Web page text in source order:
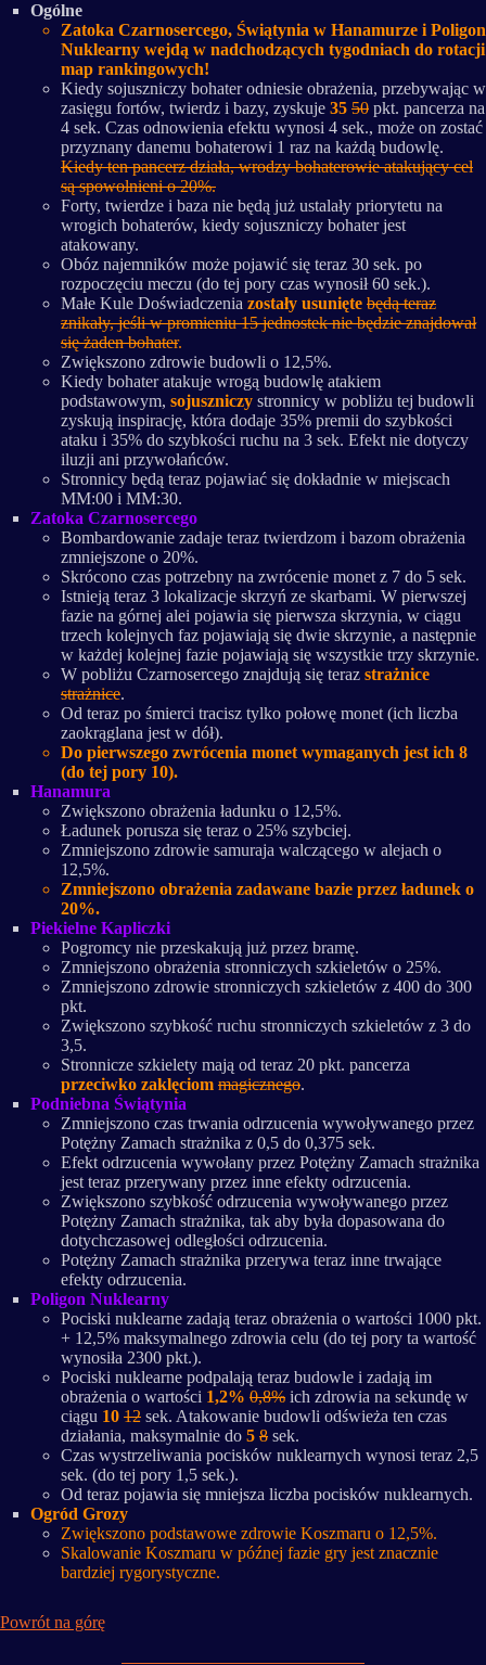
Ogólne
Zatoka Czarnosercego, Świątynia w Hanamurze i Poligon
Nuklearny wejdą w nadchodzących tygodniach do rotacji
map rankingowych!
Kiedy sojuszniczy bohater odniesie obrażenia, przebywając w
zasięgu fortów, twierdz i bazy, zyskuje 35 50 pkt. pancerza na
4 sek. Czas odnowienia efektu wynosi 4 sek., może on zostać
przyznany danemu bohaterowi 1 raz na każdą budowlę.
Kiedy ten pancerz działa, wrodzy bohaterowie atakujący cel
są spowolnieni o 20%.
Forty, twierdze i baza nie będą już ustalały priorytetu na
wrogich bohaterów, kiedy sojuszniczy bohater jest
atakowany.
Obóz najemników może pojawić się teraz 30 sek. po
rozpoczęciu meczu (do tej pory czas wynosił 60 sek.).
Małe Kule Doświadczenia zostały usunięte będą teraz
znikały, jeśli w promieniu 15 jednostek nie będzie znajdował
się żaden bohater.
Zwiększono zdrowie budowli o 12,5%.
Kiedy bohater atakuje wrogą budowlę atakiem
podstawowym, sojuszniczy stronnicy w pobliżu tej budowli
zyskują inspirację, która dodaje 35% premii do szybkości
ataku i 35% do szybkości ruchu na 3 sek. Efekt nie dotyczy
iluzji ani przywołańców.
Stronnicy będą teraz pojawiać się dokładnie w miejscach
MM:00 i MM:30.
Zatoka Czarnosercego
Bombardowanie zadaje teraz twierdzom i bazom obrażenia
zmniejszone o 20%.
Skrócono czas potrzebny na zwrócenie monet z 7 do 5 sek.
Istnieją teraz 3 lokalizacje skrzyń ze skarbami. W pierwszej
fazie na górnej alei pojawia się pierwsza skrzynia, w ciągu
trzech kolejnych faz pojawiają się dwie skrzynie, a następnie
w każdej kolejnej fazie pojawiają się wszystkie trzy skrzynie.
W pobliżu Czarnosercego znajdują się teraz strażnice
strażnice.
Od teraz po śmierci tracisz tylko połowę monet (ich liczba
zaokrąglana jest w dół).
Do pierwszego zwrócenia monet wymaganych jest ich 8
(do tej pory 10).
Hanamura
Zwiększono obrażenia ładunku o 12,5%.
Ładunek porusza się teraz o 25% szybciej.
Zmniejszono zdrowie samuraja walczącego w alejach o
12,5%.
Zmniejszono obrażenia zadawane bazie przez ładunek o
20%.
Piekielne Kapliczki
Pogromcy nie przeskakują już przez bramę.
Zmniejszono obrażenia stronniczych szkieletów o 25%.
Zmniejszono zdrowie stronniczych szkieletów z 400 do 300
pkt.
Zwiększono szybkość ruchu stronniczych szkieletów z 3 do
3,5.
Stronnicze szkielety mają od teraz 20 pkt. pancerza
przeciwko zaklęciom magicznego.
Podniebna Świątynia
Zmniejszono czas trwania odrzucenia wywoływanego przez
Potężny Zamach strażnika z 0,5 do 0,375 sek.
Efekt odrzucenia wywołany przez Potężny Zamach strażnika
jest teraz przerywany przez inne efekty odrzucenia.
Zwiększono szybkość odrzucenia wywoływanego przez
Potężny Zamach strażnika, tak aby była dopasowana do
dotychczasowej odległości odrzucenia.
Potężny Zamach strażnika przerywa teraz inne trwające
efekty odrzucenia.
Poligon Nuklearny
Pociski nuklearne zadają teraz obrażenia o wartości 1000 pkt.
+ 12,5% maksymalnego zdrowia celu (do tej pory ta wartość
wynosiła 2300 pkt.).
Pociski nuklearne podpalają teraz budowle i zadają im
obrażenia o wartości 1,2% 0,8% ich zdrowia na sekundę w
ciągu 10 12 sek. Atakowanie budowli odświeża ten czas
działania, maksymalnie do 5 8 sek.
Czas wystrzeliwania pocisków nuklearnych wynosi teraz 2,5
sek. (do tej pory 1,5 sek.).
Od teraz pojawia się mniejsza liczba pocisków nuklearnych.
Ogród Grozy
Zwiększono podstawowe zdrowie Koszmaru o 12,5%.
Skalowanie Koszmaru w późnej fazie gry jest znacznie
bardziej rygorystyczne.
Powrót na górę